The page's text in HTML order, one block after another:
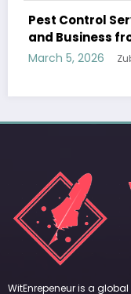
Sp5der: The
Modern